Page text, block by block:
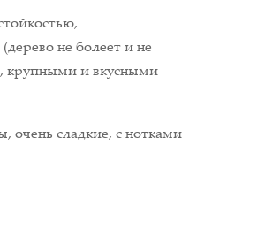
не болеет и не
крупными и вкусными
сладкие, с нотками